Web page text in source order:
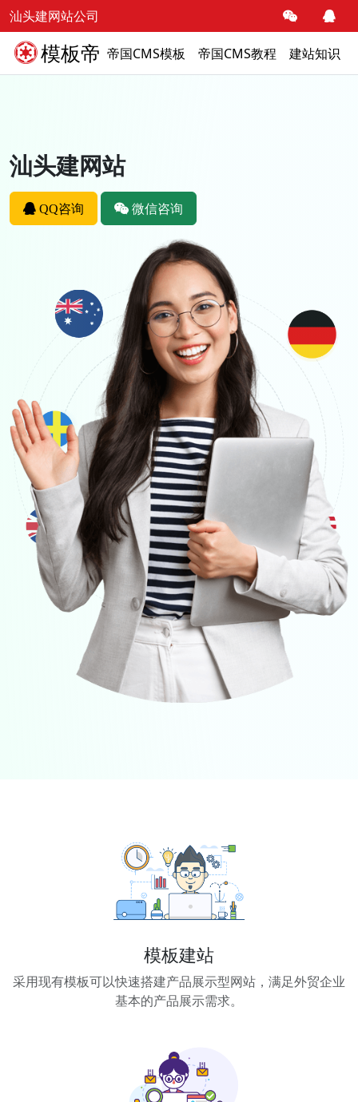
汕头建网站公司
模板帝 帝国CMS模板 帝国CMS教程 建站知识
汕头建网站
QQ咨询 微信咨询
模板建站
采用现有模板可以快速搭建产品展示型网站，满足外贸企业
基本的产品展示需求。